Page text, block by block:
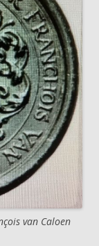
van Caloen